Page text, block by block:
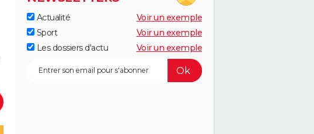
Actualité
Voir un exemple
Sport
Voir un exemple
Les dossiers d'actu
Voir un exemple